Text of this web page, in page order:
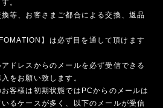
。
等、お客さまご都合による交換、返品
】は必ず目を通して頂けます
ドレスからのメールを必ず受信できる
をお願い致します。
客様は初期状態ではPCからのメールは
るケースが多く、以下のメールが受信